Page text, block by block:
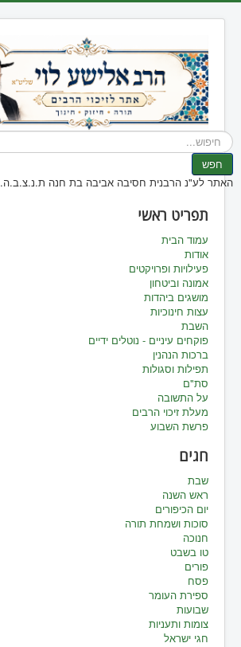
חיפוש...
חפש
האתר לע"נ הרבנית חסיבה אביבה בת חנה ת.נ.צ.ב.ה.
תפריט ראשי
עמוד הבית
אודות
פעילויות ופרויקטים
אמונה וביטחון
מושגים ביהדות
עצות חינוכיות
השבת
פוקחים עיניים - נוטלים ידיים
ברכות הנהנין
תפילות וסגולות
סת"ם
על התשובה
מעלת זיכוי הרבים
פרשת השבוע
חגים
שבת
ראש השנה
יום הכיפורים
סוכות ושמחת תורה
חנוכה
טו בשבט
פורים
פסח
ספירת העומר
שבועות
צומות ותעניות
חגי ישראל